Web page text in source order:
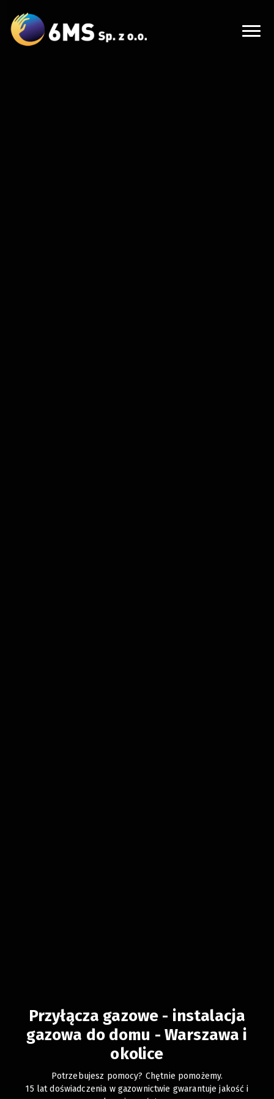
Przyłącza gazowe - instalacja
gazowa do domu - Warszawa i
okolice
Potrzebujesz pomocy? Chętnie pomożemy.
15 lat doświadczenia w gazownictwie gwarantuje jakość i